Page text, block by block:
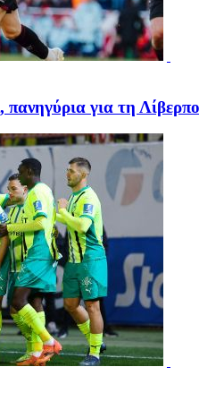
για τη